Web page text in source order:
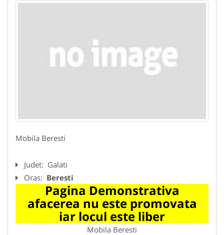
Mobila Beresti
Judet: Galati
Oras: Beresti
Pagina Demonstrativa
afacerea nu este promovata
iar locul este liber
Mobila Beresti